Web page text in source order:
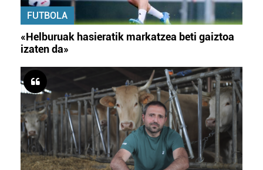
FUTBOLA
«Helburuak hasieratik markatzea beti gaiztoa
izaten da»